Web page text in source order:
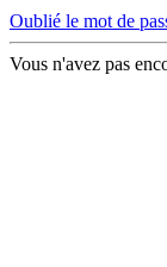
Oublié le mot de
Vous n'avez pas